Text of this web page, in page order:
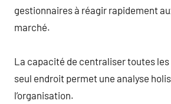
gestionnaires à réagir rapidement
marché.
La capacité de centraliser toutes les
seul endroit permet une analyse
l’organisation.